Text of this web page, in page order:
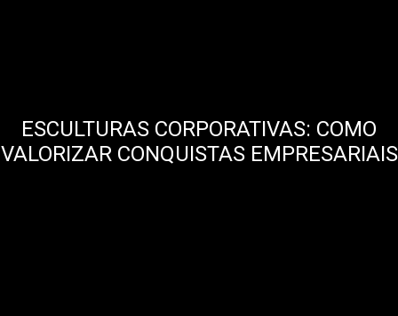
ESCULTURAS CORPORATIVAS: COMO
VALORIZAR CONQUISTAS EMPRESARIAIS